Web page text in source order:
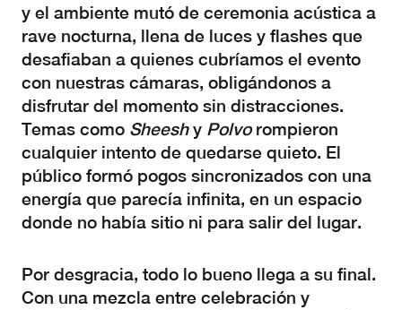
y el ambiente mutó de ceremonia acústica a
rave nocturna, llena de luces y flashes que
desafiaban a quienes cubríamos el evento
con nuestras cámaras, obligándonos a
disfrutar del momento sin distracciones.
Temas como Sheeshy Polvorompieron
cualquier intento de quedarse quieto. El
público formó pogos sincronizados con una
energía que parecía infinita, en un espacio
donde no había sitio ni para salir del lugar.
Por desgracia, todo lo bueno llega a su final.
Con una mezcla entre celebración y